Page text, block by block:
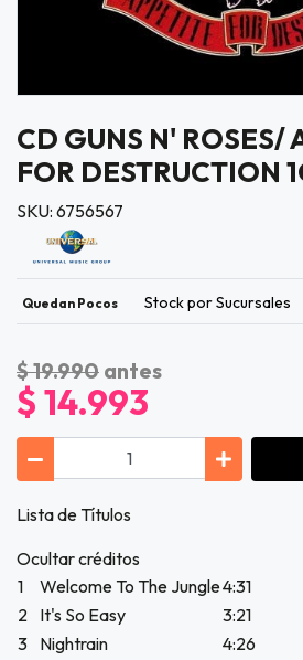
CD GUNS N' ROSES/
FOR DESTRUCTION
SKU: 6756567
Quedan Pocos Stock por Sucursales
$ 19.990 antes
$ 14.993
Lista de Títulos
Ocultar créditos
1
Welcome To The Jungle4:31
2 It's So Easy
3:21
3 Nightrain
4:26